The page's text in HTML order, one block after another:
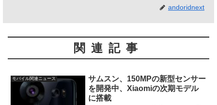
andoridnext
関連記事
モバイル関連ニュース
サムスン、150MPの新型センサー
を開発中、Xiaomiの次期モデル
に搭載